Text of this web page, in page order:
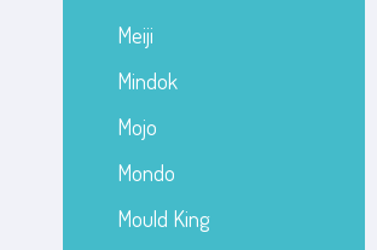
Meiji
Mindok
Mojo
Mondo
Mould King